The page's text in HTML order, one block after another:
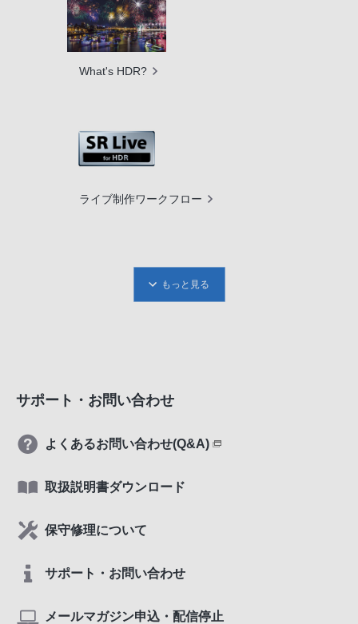
What's HDR?
ライブ制作ワークフロー
もっと見る
サポート・お問い合わせ
よくあるお問い合わせ(Q&A)
取扱説明書ダウンロード
保守修理について
サポート・お問い合わせ
メールマガジン申込・配信停止